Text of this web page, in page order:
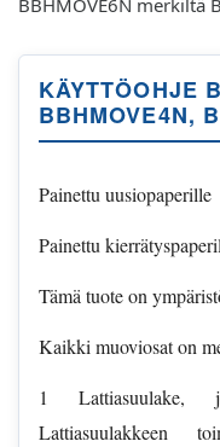
BBHMOVE6N merkiltä
KÄYTTÖOHJE
BBHMOVE4N,
Painettu uusiopaperille
Painettu
Tämä tuote on
Kaikki muoviosat on
1 Lattiasuulake,
Lattiasuulakkeen